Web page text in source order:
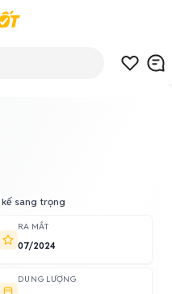
sang trọng
RA MẮT
07/2024
DUNG LƯỢNG